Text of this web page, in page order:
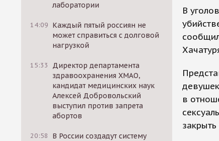
лаборатории
14:09 Каждый пятый россиян не
может справиться с долговой
нагрузкой
15:33
Директор департамента
здравоохранения ХМАО,
кандидат медицинских наук
Алексей Добровольский
выступил против запрета
абортов
20:58
В России создадут систему
В
в